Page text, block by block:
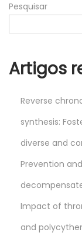
Pesquisar
Artigos
Reverse
synthesis:
diverse and
Prevention
Impact of
and